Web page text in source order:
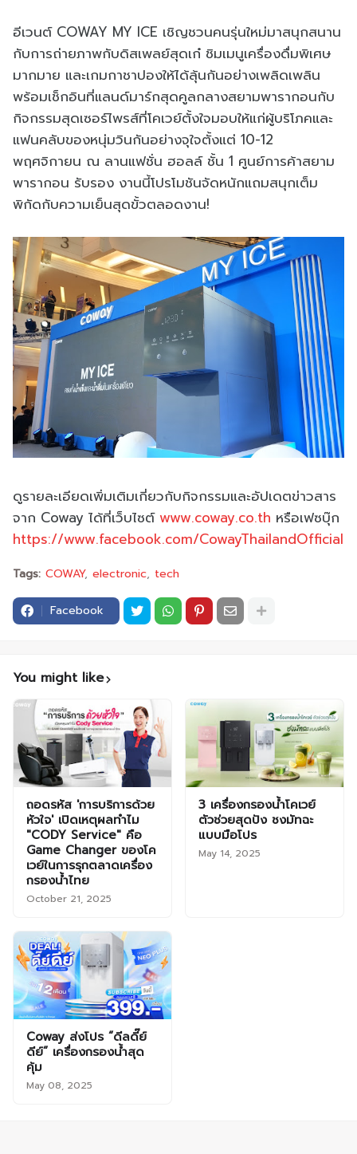
อีเวนต์ COWAY MY ICE เชิญชวนคนรุ่นใหม่มาสนุกสนาน
กับการถ่ายภาพกับดิสเพลย์สุดเก๋ ชิมเมนูเครื่องดื่มพิเศษ
มากมาย และเกมกาชาปองให้ได้ลุ้นกันอย่างเพลิดเพลิน
พร้อมเช็กอินที่แลนด์มาร์กสุดคูลกลางสยามพารากอนกับ
กิจกรรมสุดเซอร์ไพรส์ที่โคเวย์ตั้งใจมอบให้แก่ผู้บริโภคและ
แฟนคลับของหนุ่มวินกันอย่างจุใจตั้งแต่ 10-12
พฤศจิกายน ณ ลานแฟชั่น ฮอลล์ ชั้น 1 ศูนย์การค้าสยาม
พารากอน รับรอง งานนี้โปรโมชันจัดหนักแถมสนุกเต็ม
พิกัดกับความเย็นสุดขั้วตลอดงาน!
ดูรายละเอียดเพิ่มเติมเกี่ยวกับกิจกรรมและอัปเดตข่าวสาร
จาก Coway ได้ที่เว็บไซต์ www.coway.co.th หรือเฟซบุ๊ก
https://www.facebook.com/CowayThailandOfficial
Tags: COWAY electronic tech
Facebook
You might like
ถอดรหัส 'การบริการด้วย
หัวใจ' เปิดเหตุผลทำไม
"CODY Service" คือ
Game Changer ของโค
เวย์ในการรุกตลาดเครื่อง
กรองน้ำไทย
October 21, 2025
3 เครื่องกรองน้ำโคเวย์
ตัวช่วยสุดปัง ชงมัทฉะ
แบบมือโปร
May 14, 2025
Coway ส่งโปร “ดีลดี๊ย์
ดีย์” เครื่องกรองน้ำสุด
คุ้ม
May 08, 2025